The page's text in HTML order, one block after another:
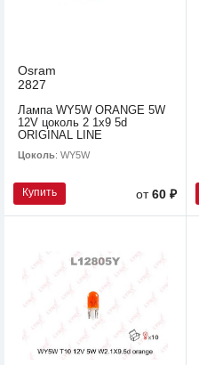
Osram
2827
Лампа WY5W ORANGE 5W
12V цоколь 2 1x9 5d
ORIGINAL LINE
Цоколь: WY5W
Купить от60 ₽